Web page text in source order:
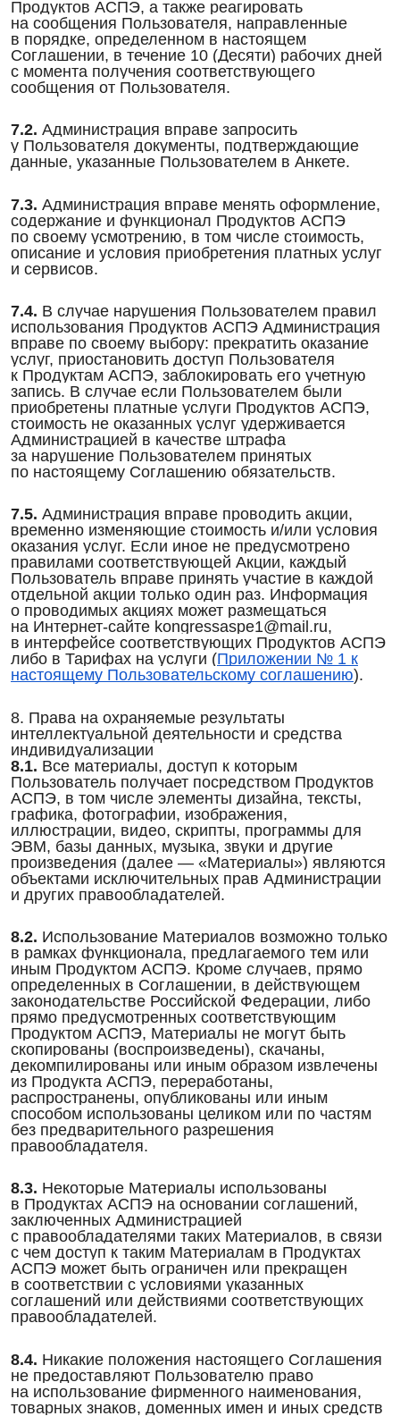
Продуктов АСПЭ, а также реагировать
на сообщения Пользователя, направленные
в порядке, определенном в настоящем
Соглашении, в течение 10 (Десяти) рабочих дней
с момента получения соответствующего
сообщения от Пользователя.
7.2. Администрация вправе запросить
у Пользователя документы, подтверждающие
данные, указанные Пользователем в Анкете.
7.3. Администрация вправе менять оформление,
содержание и функционал Продуктов АСПЭ
по своему усмотрению, в том числе стоимость,
описание и условия приобретения платных услуг
и сервисов.
7.4. В случае нарушения Пользователем правил
использования Продуктов АСПЭ Администрация
вправе по своему выбору: прекратить оказание
услуг, приостановить доступ Пользователя
к Продуктам АСПЭ, заблокировать его учетную
запись. В случае если Пользователем были
приобретены платные услуги Продуктов АСПЭ,
стоимость не оказанных услуг удерживается
Администрацией в качестве штрафа
за нарушение Пользователем принятых
по настоящему Соглашению обязательств.
7.5. Администрация вправе проводить акции,
временно изменяющие стоимость и/или условия
оказания услуг. Если иное не предусмотрено
правилами соответствующей Акции, каждый
Пользователь вправе принять участие в каждой
отдельной акции только один раз. Информация
о проводимых акциях может размещаться
на Интернет-сайте kongressaspe1@mail.ru,
в интерфейсе соответствующих Продуктов АСПЭ
либо в Тарифах на услуги (Приложении № 1 к
настоящему Пользовательскому соглашению).
8. Права на охраняемые результаты
интеллектуальной деятельности и средства
индивидуализации
8.1. Все материалы, доступ к которым
Пользователь получает посредством Продуктов
АСПЭ, в том числе элементы дизайна, тексты,
графика, фотографии, изображения,
иллюстрации, видео, скрипты, программы для
ЭВМ, базы данных, музыка, звуки и другие
произведения (далее — «Материалы») являются
объектами исключительных прав Администрации
и других правообладателей.
8.2. Использование Материалов возможно только
в рамках функционала, предлагаемого тем или
иным Продуктом АСПЭ. Кроме случаев, прямо
определенных в Соглашении, в действующем
законодательстве Российской Федерации, либо
прямо предусмотренных соответствующим
Продуктом АСПЭ, Материалы не могут быть
скопированы (воспроизведены), скачаны,
декомпилированы или иным образом извлечены
из Продукта АСПЭ, переработаны,
распространены, опубликованы или иным
способом использованы целиком или по частям
без предварительного разрешения
правообладателя.
8.3. Некоторые Материалы использованы
в Продуктах АСПЭ на основании соглашений,
заключенных Администрацией
с правообладателями таких Материалов, в связи
с чем доступ к таким Материалам в Продуктах
АСПЭ может быть ограничен или прекращен
в соответствии с условиями указанных
соглашений или действиями соответствующих
правообладателей.
8.4. Никакие положения настоящего Соглашения
не предоставляют Пользователю право
на использование фирменного наименования,
товарных знаков, доменных имен и иных средств